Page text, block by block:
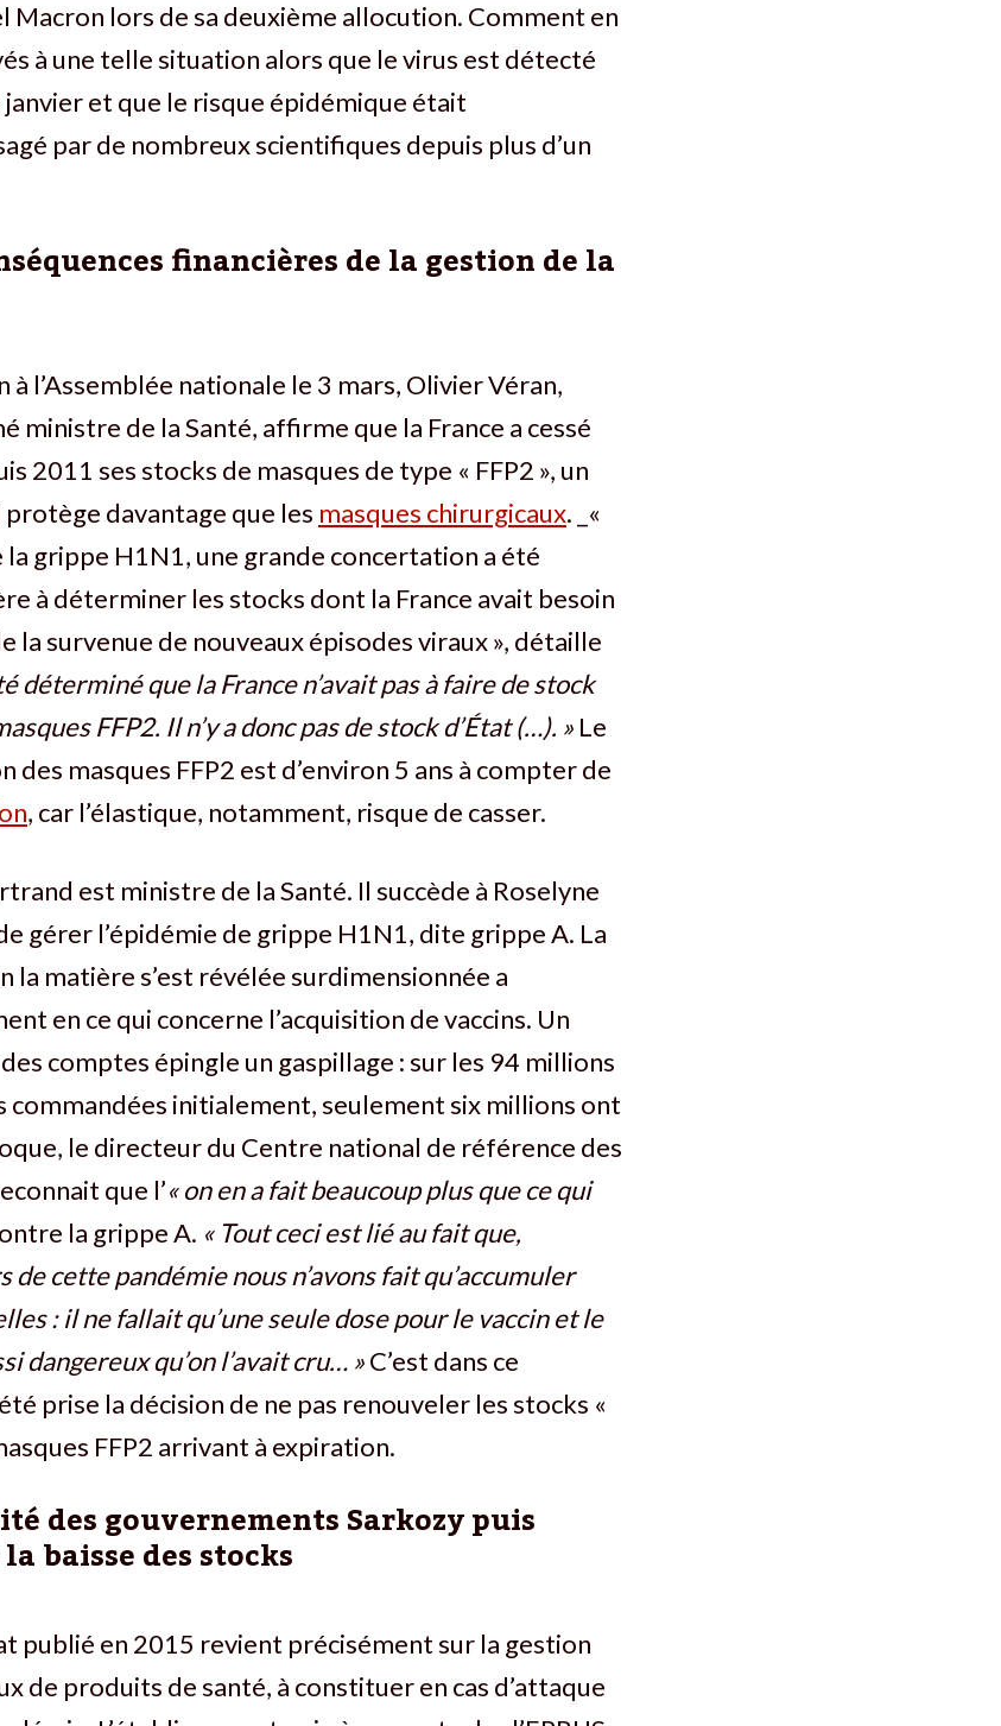
Macron lors de sa deuxième allocution. Comment en
à une telle situation alors que le virus est détecté
janvier et que le risque épidémique était
par de nombreux scientifiques depuis plus d’un
financières de la gestion de la
à l’Assemblée nationale le 3 mars, Olivier Véran,
ministre de la Santé, affirme que la France a cessé
2011 ses stocks de masques de type « FFP2 », un
davantage que les masques chirurgicaux. _«
la grippe H1N1, une grande concertation a été
à déterminer les stocks dont la France avait besoin
la survenue de nouveaux épisodes viraux », détaille
déterminé que la France n’avait pas à faire de stock
FFP2. Il n’y a donc pas de stock d’État (…). » Le
des masques FFP2 est d’environ 5 ans à compter de
, car l’élastique, notamment, risque de casser.
est ministre de la Santé. Il succède à Roselyne
gérer l’épidémie de grippe H1N1, dite grippe A. La
la matière s’est révélée surdimensionnée a
en ce qui concerne l’acquisition de vaccins. Un
comptes épingle un gaspillage : sur les 94 millions
commandées initialement, seulement six millions ont
le directeur du Centre national de référence des
que l’« on en a fait beaucoup plus que ce qui
la grippe A. « Tout ceci est lié au fait que,
de cette pandémie nous n’avons fait qu’accumuler
: il ne fallait qu’une seule dose pour le vaccin et le
dangereux qu’on l’avait cru… »C’est dans ce
prise la décision de ne pas renouveler les stocks «
FFP2 arrivant à expiration.
des gouvernements Sarkozy puis
baisse des stocks
publié en 2015 revient précisément sur la gestion
de produits de santé, à constituer en cas d’attaque